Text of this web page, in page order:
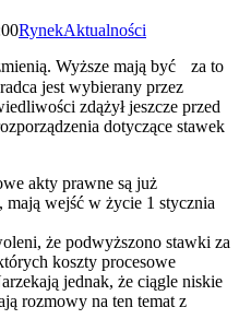
RynekAktualności
Wyższe mają być za to
jest wybierany przez
zdążył jeszcze przed
dotyczące stawek
akty prawne są już
wejść w życie 1 stycznia
że podwyższono stawki za
koszty procesowe
jednak, że ciągle niskie
rozmowy na ten temat z